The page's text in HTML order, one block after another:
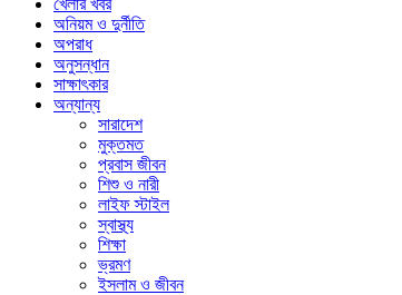
খেলার খবর
অনিয়ম ও দুর্নীতি
অপরাধ
অনুসন্ধান
সাক্ষাৎকার
অন্যান্য
সারাদেশ
মুক্তমত
প্রবাস জীবন
শিশু ও নারী
লাইফ স্টাইল
স্বাস্থ্য
শিক্ষা
ভ্রমণ
ইসলাম ও জীবন